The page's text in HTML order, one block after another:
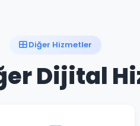
Diğer Hizmetler
Dijital